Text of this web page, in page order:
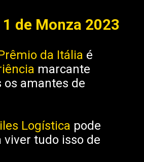
de Monza 2023
da Itália é
marcante
os amantes de
Logística pode
viver tudo isso de